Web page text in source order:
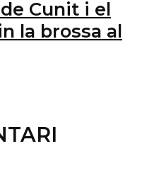
Cunit i el
la brossa al